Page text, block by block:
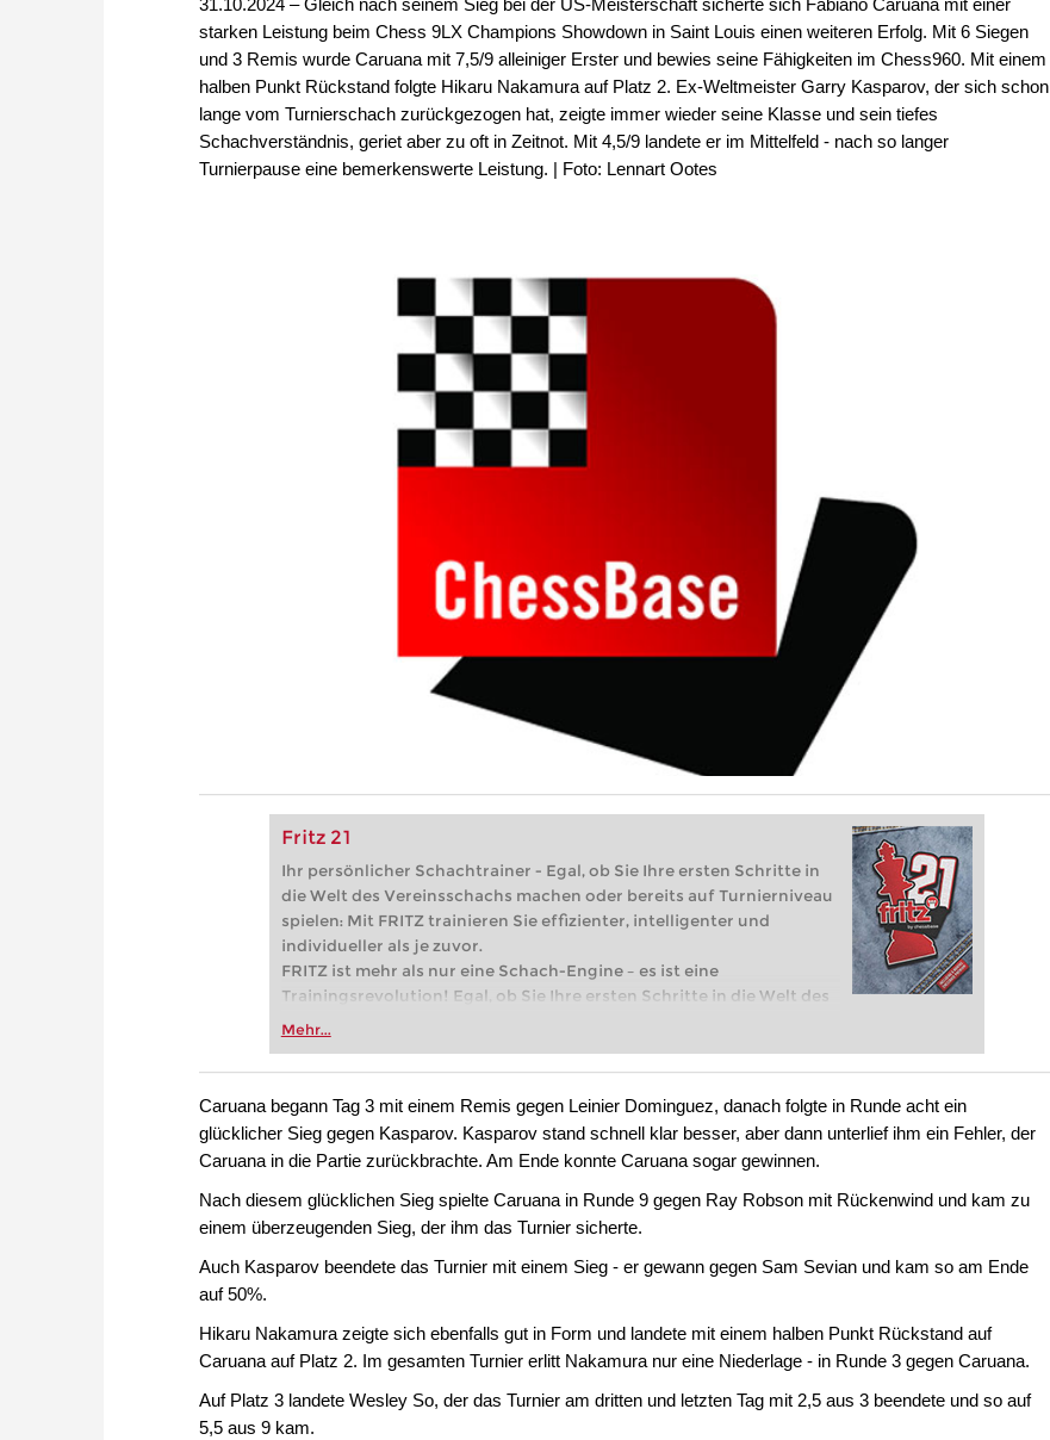
starken Leistung beim Chess 9LX Champions Showdown in Saint Louis einen weiteren Erfolg. Mit 6 Siegen
und 3 Remis wurde Caruana mit 7,5/9 alleiniger Erster und bewies seine Fähigkeiten im Chess960. Mit einem
halben Punkt Rückstand folgte Hikaru Nakamura auf Platz 2. Ex-Weltmeister Garry Kasparov, der sich schon
lange vom Turnierschach zurückgezogen hat, zeigte immer wieder seine Klasse und sein tiefes
Schachverständnis, geriet aber zu oft in Zeitnot. Mit 4,5/9 landete er im Mittelfeld - nach so langer
Turnierpause eine bemerkenswerte Leistung. | Foto: Lennart Ootes
Fritz 21
Ihr persönlicher Schachtrainer - Egal, ob Sie Ihre ersten Schritte in
die Welt des Vereinsschachs machen oder bereits auf Turnierniveau
spielen: Mit FRITZ trainieren Sie effizienter, intelligenter und
individueller als je zuvor.
FRITZ ist mehr als nur eine Schach-Engine – es ist eine
Trainingsrevolution! Egal, ob Sie Ihre ersten Schritte in die Welt des
Vereinsschachs machen oder bereits auf Turnierniveau spielen: Mit
zuvor.
Mehr...
Caruana begann Tag 3 mit einem Remis gegen Leinier Dominguez, danach folgte in Runde acht ein
glücklicher Sieg gegen Kasparov. Kasparov stand schnell klar besser, aber dann unterlief ihm ein Fehler, der
Caruana in die Partie zurückbrachte. Am Ende konnte Caruana sogar gewinnen.
Nach diesem glücklichen Sieg spielte Caruana in Runde 9 gegen Ray Robson mit Rückenwind und kam zu
einem überzeugenden Sieg, der ihm das Turnier sicherte.
Auch Kasparov beendete das Turnier mit einem Sieg - er gewann gegen Sam Sevian und kam so am Ende
auf 50%.
Hikaru Nakamura zeigte sich ebenfalls gut in Form und landete mit einem halben Punkt Rückstand auf
Caruana auf Platz 2. Im gesamten Turnier erlitt Nakamura nur eine Niederlage - in Runde 3 gegen Caruana.
Auf Platz 3 landete Wesley So, der das Turnier am dritten und letzten Tag mit 2,5 aus 3 beendete und so auf
5,5 aus 9 kam.